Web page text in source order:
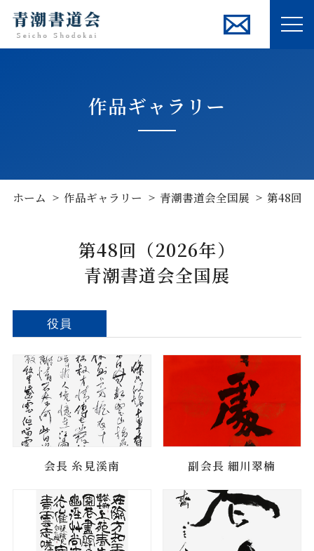
作品ギャラリー
ホーム 作品ギャラリー 青潮書道会全国展 第48回
第48回（2026年）
青潮書道会全国展
役員
会長 糸見溪南 副会長 細川翠楠